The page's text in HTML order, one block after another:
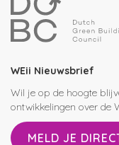
WEii Nieuwsbrief
Wil je op de hoogte
ontwikkelingen over de
MELD JE